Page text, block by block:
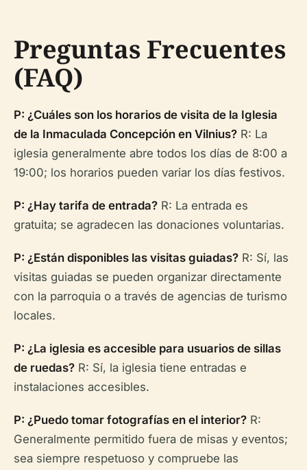
Preguntas Frecuentes
(FAQ)
P: ¿Cuáles son los horarios de visita de la Iglesia
de la Inmaculada Concepción en Vilnius? R: La
iglesia generalmente abre todos los días de 8:00 a
19:00; los horarios pueden variar los días festivos.
P: ¿Hay tarifa de entrada? R: La entrada es
gratuita; se agradecen las donaciones voluntarias.
P: ¿Están disponibles las visitas guiadas? R: Sí, las
visitas guiadas se pueden organizar directamente
con la parroquia o a través de agencias de turismo
locales.
P: ¿La iglesia es accesible para usuarios de sillas
de ruedas? R: Sí, la iglesia tiene entradas e
instalaciones accesibles.
P: ¿Puedo tomar fotografías en el interior? R:
Generalmente permitido fuera de misas y eventos;
sea siempre respetuoso y compruebe las